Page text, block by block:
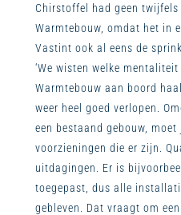
Chirstoffel had geen
Warmtebouw, omdat het in
Vastint ook al eens de
‘We wisten welke
Warmtebouw aan boord
weer heel goed verlopen.
een bestaand gebouw,
voorzieningen die er zijn.
uitdagingen. Er is
toegepast, dus alle
gebleven. Dat vraagt om